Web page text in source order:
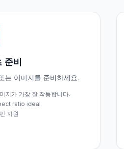
준비
는 이미지를 준비하세요.
지가 가장 잘 작동합니다.
ratio ideal
지원